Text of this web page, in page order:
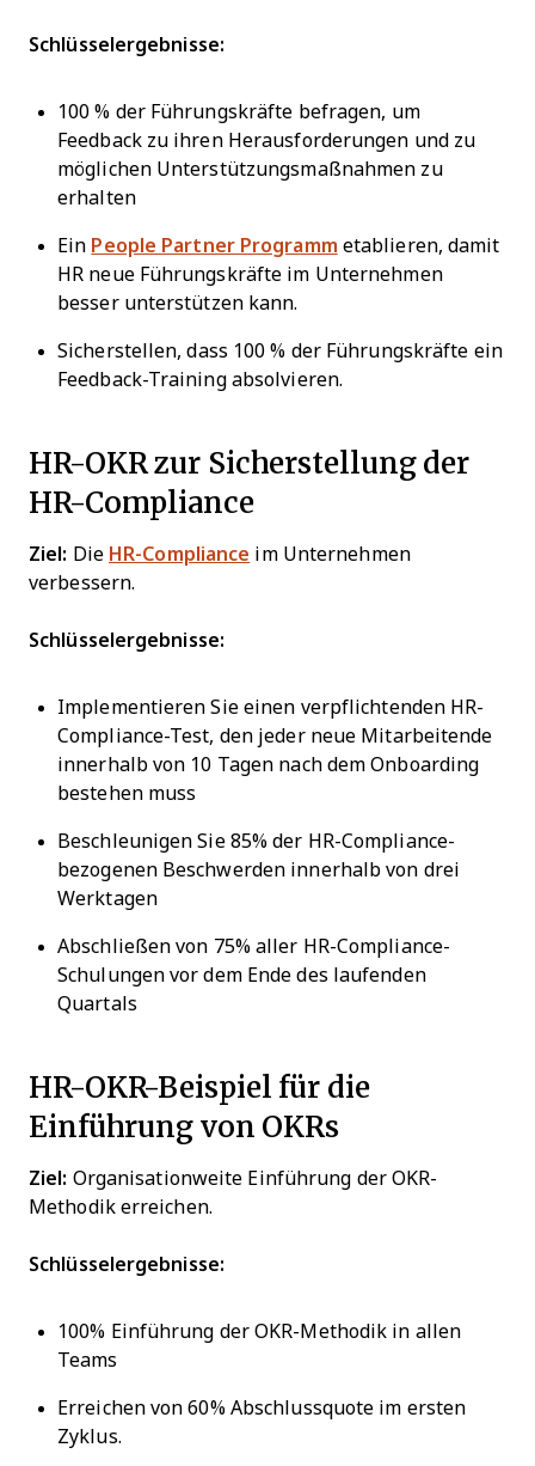
Schlüsselergebnisse:
100 % der Führungskräfte befragen, um
Feedback zu ihren Herausforderungen und zu
möglichen Unterstützungsmaßnahmen zu
erhalten
Ein People Partner Programm etablieren, damit
HR neue Führungskräfte im Unternehmen
besser unterstützen kann.
Sicherstellen, dass 100 % der Führungskräfte ein
Feedback-Training absolvieren.
HR-OKR zur Sicherstellung der
HR-Compliance
Ziel: Die HR-Compliance im Unternehmen
verbessern.
Schlüsselergebnisse:
Implementieren Sie einen verpflichtenden HR-
Compliance-Test, den jeder neue Mitarbeitende
innerhalb von 10 Tagen nach dem Onboarding
bestehen muss
Beschleunigen Sie 85% der HR-Compliance-
bezogenen Beschwerden innerhalb von drei
Werktagen
Abschließen von 75% aller HR-Compliance-
Schulungen vor dem Ende des laufenden
Quartals
HR-OKR-Beispiel für die
Einführung von OKRs
Ziel: Organisationweite Einführung der OKR-
Methodik erreichen.
Schlüsselergebnisse:
100% Einführung der OKR-Methodik in allen
Teams
Erreichen von 60% Abschlussquote im ersten
Zyklus.